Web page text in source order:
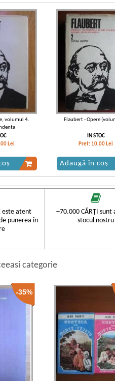
volumul 4.
Lei
Flaubert - Opere
IN STOC
Pret: 10,00 Lei
Adaugă în coș
(volumul 2)
Flaubert - Opere,
este atent
punerea în
+70.000 CĂRŢI sunt
stocul nostru
categorie
-35%